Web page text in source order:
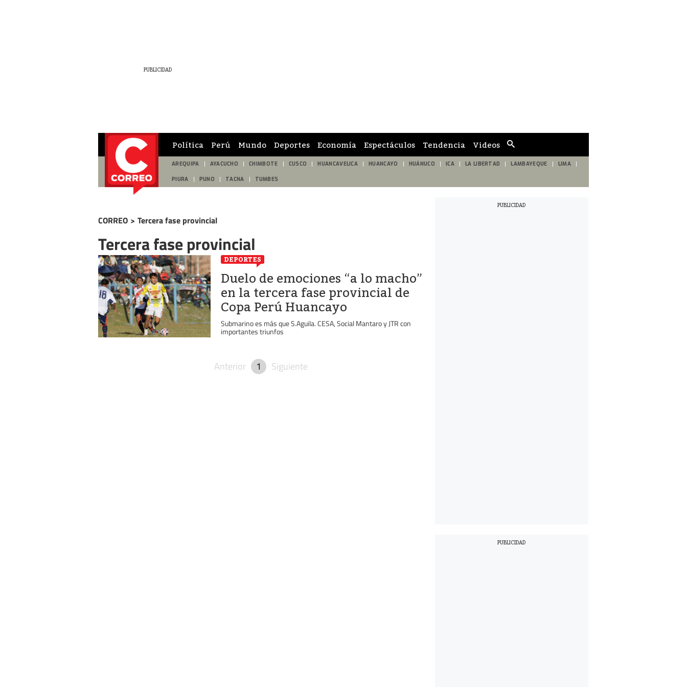
de
búsqueda
Política Perú Mundo Deportes Economía Espectáculos Tendencia Videos
AREQUIPA AYACUCHO CHIMBOTE CUSCO HUANCAVELICA HUANCAYO HUÁNUCO ICA LA LIBERTAD LAMBAYEQUE LIMA
PIURA PUNO TACNA TUMBES
CORREO > Tercera fase provincial
Tercera fase provincial
DEPORTES
Duelo de emociones “a lo macho”
en la tercera fase provincial de
Copa Perú Huancayo
Submarino es más que S.Aguila. CESA, Social Mantaro y JTR con
importantes triunfos
Anterior 1 Siguiente